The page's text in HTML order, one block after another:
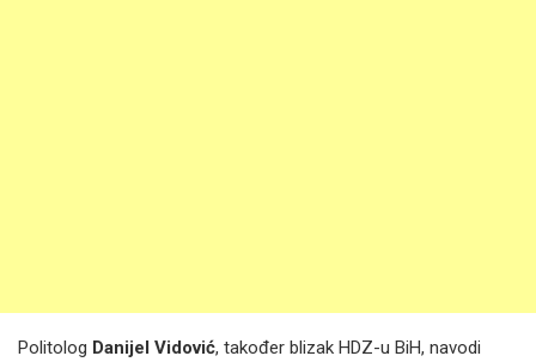
Politolog Danijel Vidović, također blizak HDZ-u BiH, navodi